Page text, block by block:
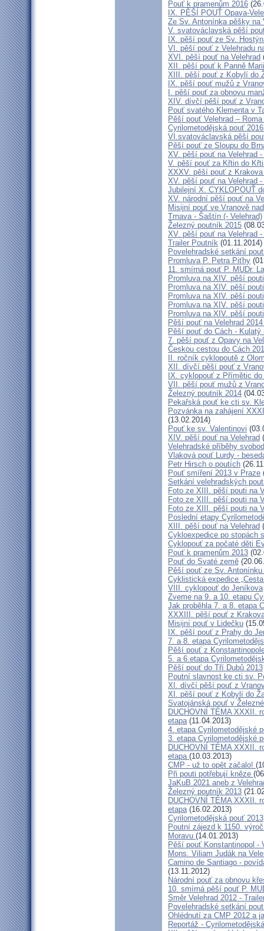
Pouť k pramenům 2016
IX. PĚŠÍ POUŤ Opava-
Ze Sv. Antonínka pěšky na
V. svatováclavská pěší
IX. pěší pouť ze Sv.
VI. pěší pouť z Velehradu
XVI. pěší pouť na Velehrad
XII. pěší pouť k Panně
XIII. pěší pouť z Kobylí do
IX. pěší pouť mužů z
I. pěší pouť za obnovu
XIV. dívčí pěší pouť z
Pouť svatého Klementa v
Pěší pouť Velehrad –
Cyrilometodějská pouť
VI.svatováclavská pěší
Pěší pouť ze Sloupu do
XV. pěší pouť na Velehrad
V. pěší pouť za Křtin do
XXXV. pěší pouť z
XV. pěší pouť na Velehrad
Jubilejní X. CYKLOPOUŤ
XV. národní pěší pouť na
Misijní pouť ve Vranově
Trnava - Šaštín (- Velehrad)
Železný poutník 2015
XV. pěší pouť na Velehrad
Trailer Poutník (01.11.2014)
Povelehradské setkání
Promluva P. Petra Piťhy
11. smírná pouť P. MUDr.
Promluva na XIV. pěší
Promluva na XIV. pěší
Promluva na XIV. pěší
Promluva na XIV. pěší
Promluva na XIV. pěší
Pěší pouť na Velehrad
Pěší pouť do Cách - Kulatý
7. pěší pouť z Opavy na
Českou cestou do Cách
II. ročník cyklopoutě z
XII. dívčí pěší pouť z
IX. cyklopouť z Přímětic
VII. pěší pouť mužů z
Železný poutník 2014
Pekařská pouť ke cti sv.
Pozvánka na zahájení
(13.02.2014)
Pouť ke sv. Valentinovi
XIV. pěší pouť na Velehrad
Velehradské příběhy
Vlaková pouť Lurdy -
Petr Hirsch o poutích
Pouť smíření 2013 v Praze
Setkání velehradských
Foto ze XIII. pěší pouti na
Foto ze XIII. pěší pouti na
Foto ze XIII. pěší pouti na
Poslední etapy
XIII. pěší pouť na Velehrad
Cykloexpedice po stopách
Cyklopouť za počaté děti
Pouť k pramenům 2013
Pouť do Svaté země
Pěší pouť ze Sv. Antonínku
Cyklistická expedice
VIII. cyklopouť do Jeníkova
Zveme na 9. a 10. etapu
Jak proběhla 7. a 8. etapa
XXXIII. pěší pouť z
Misijní pouť v Lidečku
IX. pěší pouť z Prahy do
7. a 8. etapa
Pěší pouť z
5. a 6.etapa
Pěší pouť do Tří Dubů 2013
Poutní slavnost ke cti sv.
XI. dívčí pěší pouť z
XI. pěší pouť z Kobylí do
Svatojánská pouť v
DUCHOVNÍ TÉMA XXXII.
etapa (11.04.2013)
4. etapa Cyrilometodějské
3. etapa Cyrilometodějské
DUCHOVNÍ TÉMA XXXII.
etapa (10.03.2013)
CMP - už to opět začalo!
Při pouti potřebují kněze
JaKuB 2021 aneb z
Železný poutník 2013
DUCHOVNÍ TÉMA XXXII.
etapa (16.02.2013)
Cyrilometodějská pouť 2013
Poutní zájezd k 1150.
Moravu (14.01.2013)
Pěší pouť Konstantinopol -
Mons. Viliam Judák na
Camino de Santiago -
(13.11.2012)
Národní pouť za obnovu
10. smírná pěší pouť P.
Směr Velehrad 2012 -
Povelehradské setkání
Ohlédnutí za CMP 2012 a
Reportáž -